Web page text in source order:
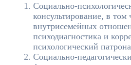
Социально-
консультирование, в том
внутрисемейных
психодиагностика и
психологический
Социально-